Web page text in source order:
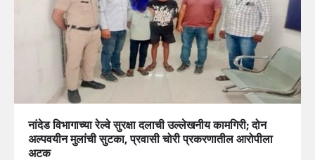
नांदेड विभागाच्या रेल्वे सुरक्षा दलाची उल्लेखनीय कामगिरी; दोन
अल्पवयीन मुलांची सुटका, प्रवासी चोरी प्रकरणातील आरोपीला
अटक